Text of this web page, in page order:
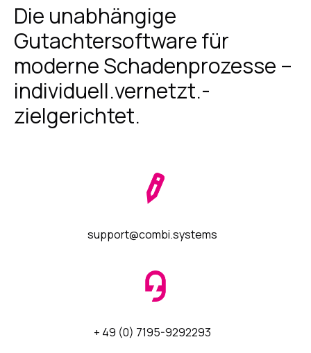
CombiCampus
CombiBildungsBuffet
Karriere
CombiNews
Kontakt
Die unabhängige
Gutachtersoftware für
moderne Schadenprozesse –
individuell.­vernetzt.­
zielgerichtet.
support@combi.systems
+ 49 (0) 7195-9292293